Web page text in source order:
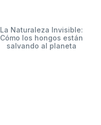
La Naturaleza Invisible:
Cómo los hongos están
salvando al planeta